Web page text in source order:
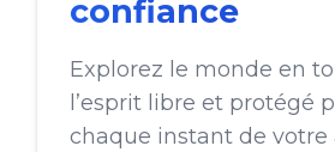
confiance
Explorez le monde en
l’esprit libre et protégé
chaque instant de votre